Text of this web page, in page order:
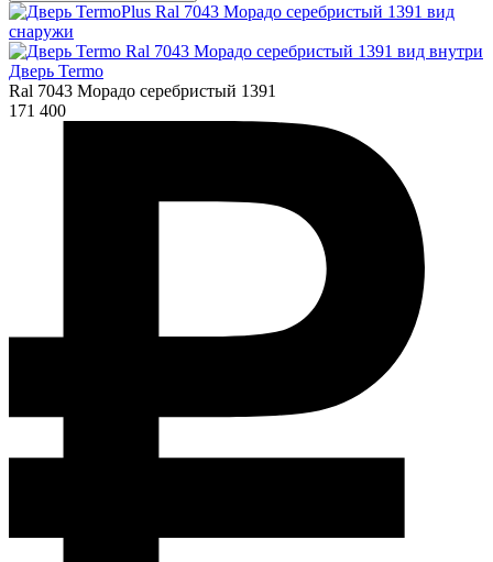
Дверь Termo
Ral 7043 Морадо серебристый 1391
171 400